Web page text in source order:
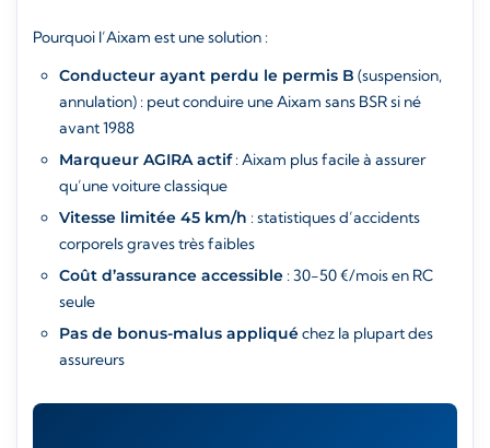
Pourquoi l’Aixam est une solution :
Conducteur ayant perdu le permis B (suspension,
annulation) : peut conduire une Aixam sans BSR si né
avant 1988
Marqueur AGIRA actif: Aixam plus facile à assurer
qu’une voiture classique
Vitesse limitée 45 km/h : statistiques d’accidents
corporels graves très faibles
Coût d’assurance accessible : 30-50 €/mois en RC
seule
Pas de bonus-malus appliquéchez la plupart des
assureurs